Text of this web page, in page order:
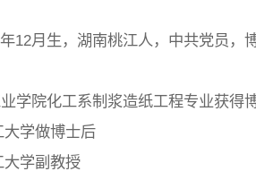
12月生，湖南桃江人，中共党员，
学院化工系制浆造纸工程专业获得
大学做博士后
大学副教授